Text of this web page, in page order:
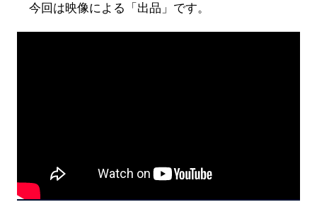
今回は映像による「出品」です。